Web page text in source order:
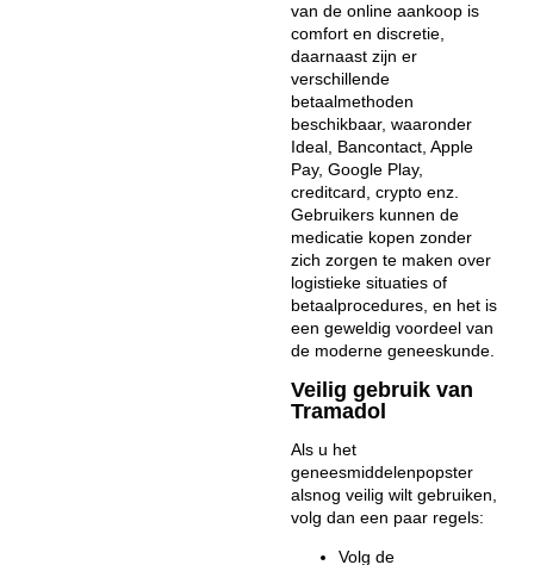
van de online aankoop is
comfort en discretie,
daarnaast zijn er
verschillende
betaalmethoden
beschikbaar, waaronder
Ideal, Bancontact, Apple
Pay, Google Play,
creditcard, crypto enz.
Gebruikers kunnen de
medicatie kopen zonder
zich zorgen te maken over
logistieke situaties of
betaalprocedures, en het is
een geweldig voordeel van
de moderne geneeskunde.
Veilig gebruik van
Tramadol
Als u het
geneesmiddelenpopster
alsnog veilig wilt gebruiken,
volg dan een paar regels:
Volg de